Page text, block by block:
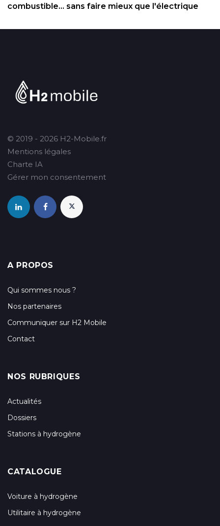
combustible... sans faire mieux que l'électrique
© 2019 - 2026 H2-Mobile.fr
Mentions légales
Charte IA
Gérer mon consentement
A PROPOS
Qui sommes nous ?
Nos partenaires
Communiquer sur H2 Mobile
Contact
NOS RUBRIQUES
Actualités
Dossiers
Stations à hydrogène
CATALOGUE
Voiture à hydrogène
Utilitaire à hydrogène